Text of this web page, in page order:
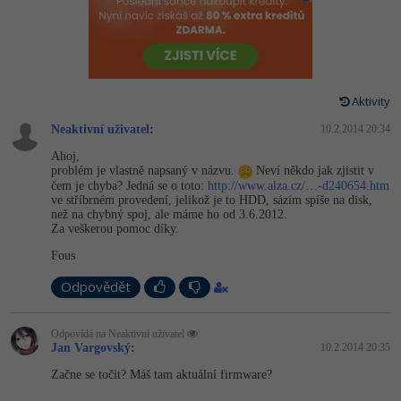
HTML5, CSS3, Bootstrap, SEO
SQL a databáze
React
ASP.NET MVC
Django
Best practices
JavaScript
Python
HTML / CSS
UML a návrhové vzory
MS-SQL
SQLite
Vývojář mobilních aplikací
Specialista na AI a bigdata
Webdesigner
Tester
Systémový administrátor
Projektový manažer
Python -80%
JavaScript -80%
-80%
Swift -80%
Kotlin -80%
SQL
Digitální gramotnost
Marketing -30%
-30%
UX
Business
MS Office
Photoshop -80%
Adobe Illustrator -80%
Adobe InDesign -25%
Adobe After Effects
Blender
Fotografování
Aktivity
Neaktivní uživatel: 10.2.2014 20:34
Ahoj,
problém je vlastně napsaný v názvu.
Neví někdo jak zjistit v
čem je chyba? Jedná se o toto: http://www.alza.cz/…-d240654.htm
ve stříbrném provedení, jelikož je to HDD, sázím spíše na disk,
než na chybný spoj, ale máme ho od 3.6.2012.
Za veškerou pomoc díky.
Fous
Odpovědět
Odpovídá na Neaktivní uživatel
Jan Vargovský: 10.2.2014 20:35
Začne se točit? Máš tam aktuální firmware?